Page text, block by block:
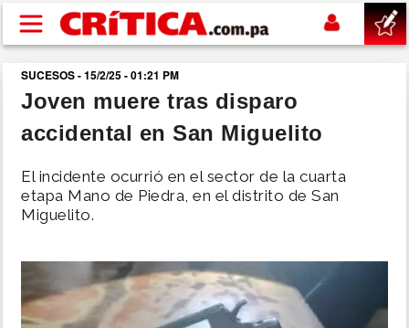
Pasar al contenido principal
buscar
SUCESOS
NACIONAL
SUCESOS - 15/2/25 - 01:21 PM
Joven muere tras disparo
accidental en San Miguelito
El incidente ocurrió en el sector de la cuarta
etapa Mano de Piedra, en el distrito de San
Miguelito.